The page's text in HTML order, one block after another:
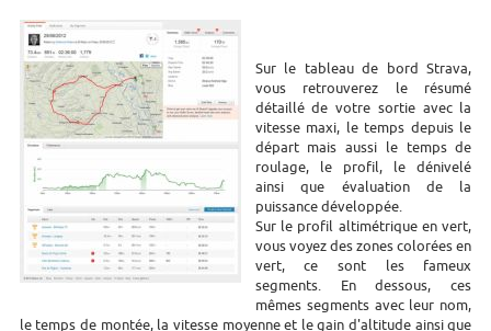
Sur le tableau de bord Strava,
vous retrouverez le résumé
détaillé de votre sortie avec la
vitesse maxi, le temps depuis le
départ mais aussi le temps de
roulage, le profil, le dénivelé
ainsi que évaluation de la
puissance développée.
Sur le profil altimétrique en vert,
vous voyez des zones colorées en
vert, ce sont les fameux
segments. En dessous, ces
mêmes segments avec leur nom,
le temps de montée, la vitesse moyenne et le gain d'altitude ainsi que